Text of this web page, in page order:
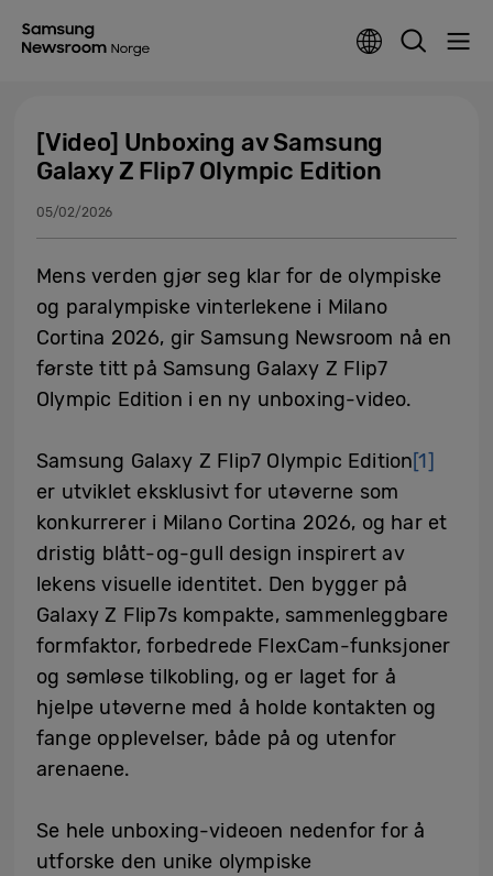
[Video] Unboxing av Samsung
Galaxy Z Flip7 Olympic Edition
05/02/2026
Mens verden gjør seg klar for de olympiske
og paralympiske vinterlekene i Milano
Cortina 2026, gir Samsung Newsroom nå en
første titt på Samsung Galaxy Z Flip7
Olympic Edition i en ny unboxing-video.
Samsung Galaxy Z Flip7 Olympic Edition[1]
er utviklet eksklusivt for utøverne som
konkurrerer i Milano Cortina 2026, og har et
dristig blått-og-gull design inspirert av
lekens visuelle identitet. Den bygger på
Galaxy Z Flip7s kompakte, sammenleggbare
formfaktor, forbedrede FlexCam-funksjoner
og sømløse tilkobling, og er laget for å
hjelpe utøverne med å holde kontakten og
fange opplevelser, både på og utenfor
arenaene.
Se hele unboxing-videoen nedenfor for å
utforske den unike olympiske